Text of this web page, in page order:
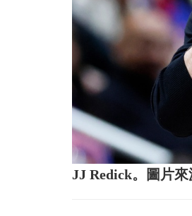
JJ Redick。圖片